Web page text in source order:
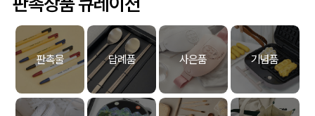
판촉물 답례품 사은품 기념품